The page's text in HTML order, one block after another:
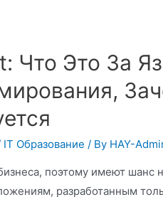
Что Это За
IT Образование / By HAY-
поэтому имеют шанс
разработанным